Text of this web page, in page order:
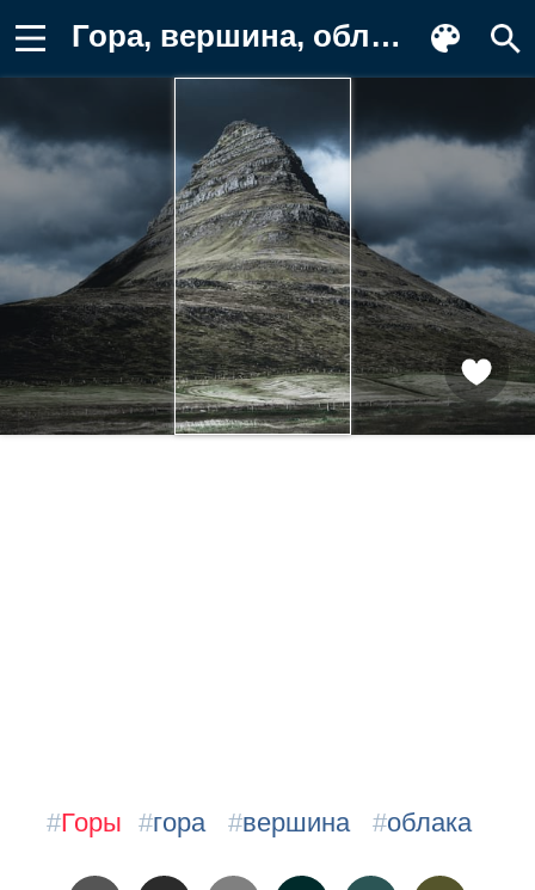
Гора, вершина, облака Обои для телефона
#Горы #гора #вершина #облака